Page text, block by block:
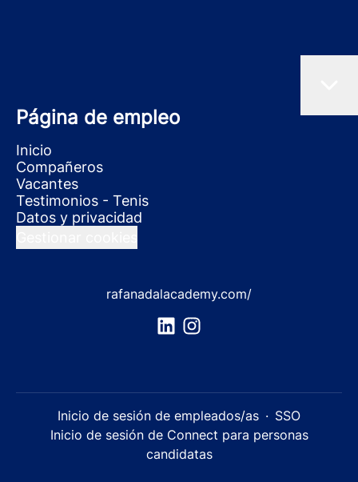
Página de empleo
Inicio
Compañeros
Vacantes
Testimonios - Tenis
Datos y privacidad
rafanadalacademy.com/
Inicio de sesión de empleados/as · SSO
Inicio de sesión de Connect para personas
candidatas